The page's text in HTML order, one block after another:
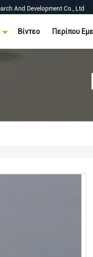
And Development Co., Ltd
Βίντεο Περίπου